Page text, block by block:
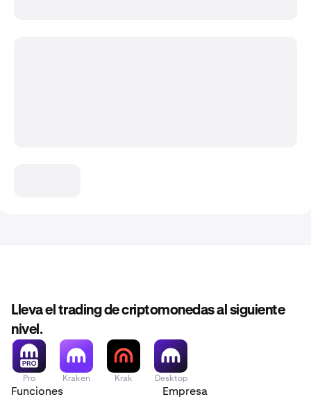
Lleva el trading de criptomonedas al siguiente
nivel.
Pro Kraken Krak Desktop
Funciones Empresa